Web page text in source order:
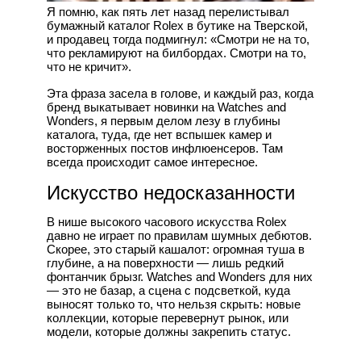
Я помню, как пять лет назад перелистывал
бумажный каталог Rolex в бутике на Тверской,
и продавец тогда подмигнул: «Смотри не на то,
что рекламируют на билбордах. Смотри на то,
что не кричит».
Эта фраза засела в голове, и каждый раз, когда
бренд выкатывает новинки на Watches and
Wonders, я первым делом лезу в глубины
каталога, туда, где нет вспышек камер и
восторженных постов инфлюенсеров. Там
всегда происходит самое интересное.
Искусство недосказанности
В нише высокого часового искусства Rolex
давно не играет по правилам шумных дебютов.
Скорее, это старый кашалот: огромная туша в
глубине, а на поверхности — лишь редкий
фонтанчик брызг. Watches and Wonders для них
— это не базар, а сцена с подсветкой, куда
выносят только то, что нельзя скрыть: новые
коллекции, которые перевернут рынок, или
модели, которые должны закрепить статус.